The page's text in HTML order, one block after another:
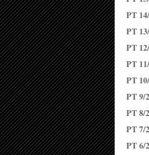
PT
PT
PT
PT
PT
PT 9/
PT 8/
PT 7/
PT 6/